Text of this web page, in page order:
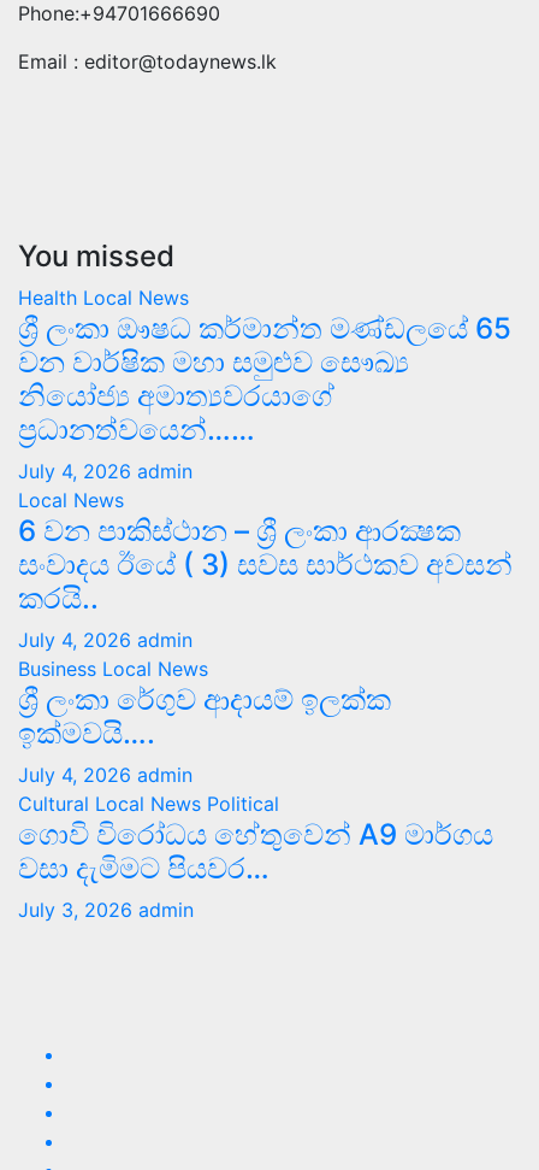
Phone:+94701666690
Email : editor@todaynews.lk
You missed
Health Local News
ශ්‍රී ලංකා ඖෂධ කර්මාන්ත මණ්ඩලයේ 65
වන වාර්ෂික මහා සමුළුව සෞඛ්‍ය
නියෝජ්‍ය අමාත්‍යවරයාගේ
ප්‍රධානත්වයෙන්……
July 4, 2026 admin
Local News
6 වන පාකිස්ථාන – ශ්‍රී ලංකා ආරක්‍ෂක
සංවාදය ඊයේ ( 3) සවස සාර්ථකව අවසන්
කරයි..
July 4, 2026 admin
Business Local News
ශ්‍රී ලංකා රේගුව ආදායම් ඉලක්ක
ඉක්මවයි….
July 4, 2026 admin
Cultural Local News Political
ගොවි විරෝධය හේතුවෙන් A9 මාර්ගය
වසා දැමිමට පියවර…
July 3, 2026 admin